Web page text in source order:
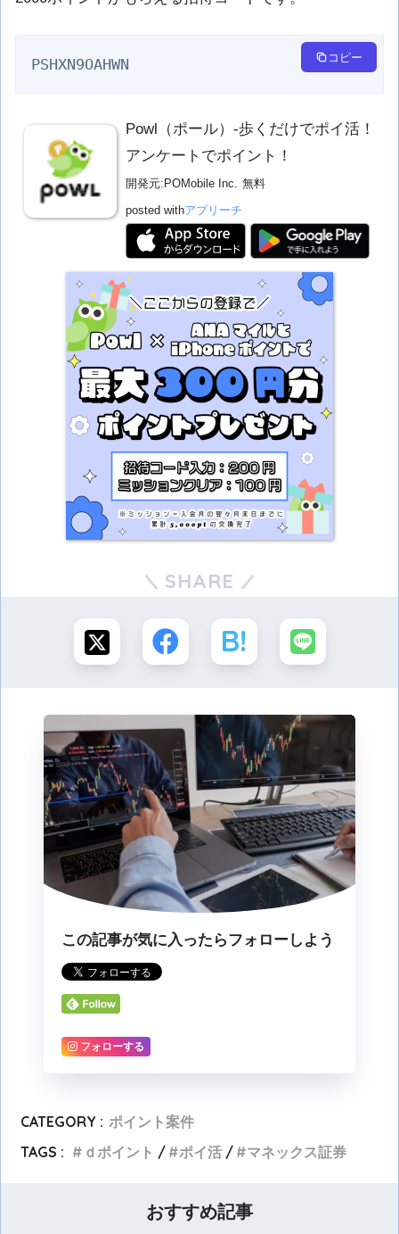
PSHXN9OAHWN コピー
Powl（ポール）-歩くだけでポイ活！
アンケートでポイント！
開発元: POMobile Inc. 無料
posted withアプリーチ
SHARE
この記事が気に入ったらフォローしよう
フォローする
CATEGORY : ポイント案件
TAGS :
ｄポイント ポイ活 マネックス証券
おすすめ記事